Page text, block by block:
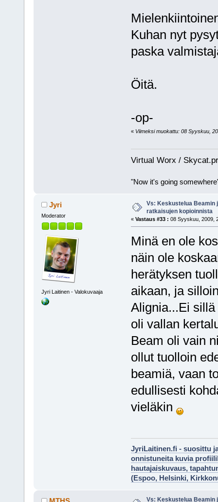
Kuhan nyt
paska
Öitä.
-op-
« Viimeksi muokattu: 08 Syyskuu,
Virtual Worx /
"Now it's going
Jyri
Moderator
Jyri Laitinen - Valokuvaaja
Vs: Keskustelua Beamin
ratkaisujen kopioinnista
« Vastaus #33 : 08 Syyskuu, 2009,
Minä en ole
näin ole
herätyksen
aikaan, ja
Alignia...Ei
oli vallan
Beam oli vain
ollut tuolloin
beamiä, vaan
edullisesti
vieläkin
JyriLaitinen.fi - suosittu
onnistuneita kuvia
hautajaiskuvaus,
(Espoo, Helsinki,
Vs: Keskustelua Beamin